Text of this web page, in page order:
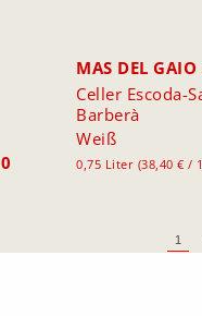
MAS DEL
Celler Escoda-
Barberà
Weiß
0,75 Liter (38,40 € /
1